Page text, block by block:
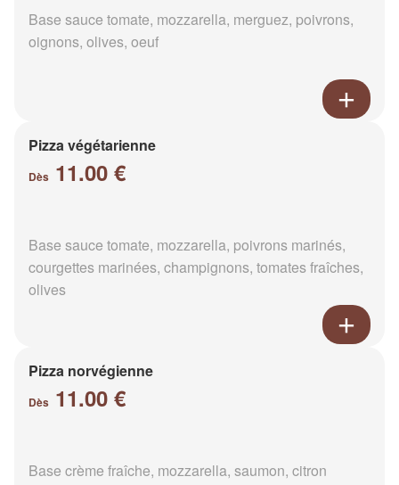
Base sauce tomate, mozzarella, merguez, poivrons,
oignons, olives, oeuf
Pizza végétarienne
Dès 11.00 €
Base sauce tomate, mozzarella, poivrons marinés,
courgettes marinées, champignons, tomates fraîches,
olives
Pizza norvégienne
Dès 11.00 €
Base crème fraîche, mozzarella, saumon, citron